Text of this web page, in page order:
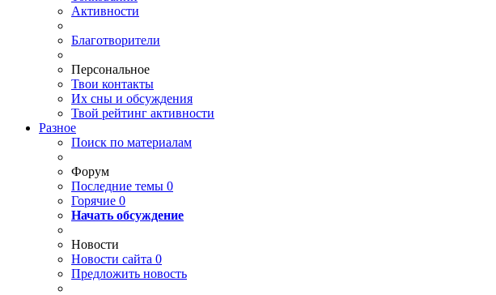
Активности
Благотворители
Персональное
Твои контакты
Их сны и обсуждения
Твой рейтинг активности
Разное
Поиск по материалам
Форум
Последние темы 0
Горячие 0
Начать обсуждение
Новости
Новости сайта 0
Предложить новость